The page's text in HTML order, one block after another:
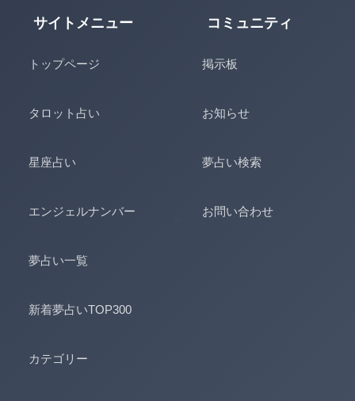
サイトメニュー
トップページ
タロット占い
星座占い
エンジェルナンバー
夢占い一覧
新着夢占いTOP300
カテゴリー
コミュニティ
掲示板
お知らせ
夢占い検索
お問い合わせ